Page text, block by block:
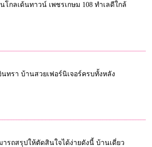
กลเด้นทาวน์ เพชรเกษม 108 ทำเลดีใกล้
ทรา บ้านสวยเฟอร์นิเจอร์ครบทั้งหลัง
รถสรุปให้ตัดสินใจได้ง่ายดังนี้ บ้านเดี่ยว